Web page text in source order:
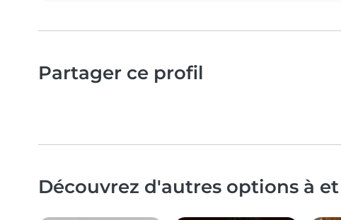
Partager ce profil
Découvrez d'autres options à